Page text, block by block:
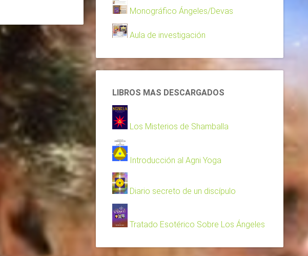
Monográfico Ángeles/Devas
Aula de investigación
LIBROS MAS DESCARGADOS
Los Misterios de Shamballa
Introducción al Agni Yoga
Diario secreto de un discípulo
Tratado Esotérico Sobre Los Ángeles